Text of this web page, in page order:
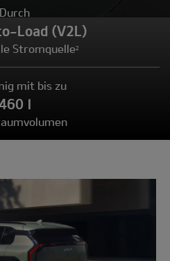
Durch
Load (V2L)
Stromquelle2
mit bis zu
l